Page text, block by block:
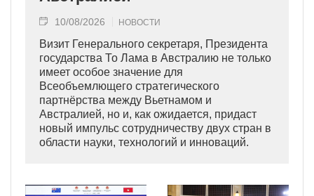
10/08/2026 НОВОСТИ
Визит Генерального секретаря, Президента
государства То Лама в Австралию не только
имеет особое значение для
Всеобъемлющего стратегического
партнёрства между Вьетнамом и
Австралией, но и, как ожидается, придаст
новый импульс сотрудничеству двух стран в
области науки, технологий и инноваций.